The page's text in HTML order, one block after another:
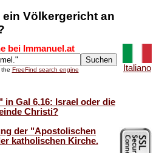
Völkergericht an
bei Immanuel.at
the FreeFind search engine Italiano
in Gal 6,16: Israel oder die
Christi?
der "Apostolischen
katholischen Kirche.